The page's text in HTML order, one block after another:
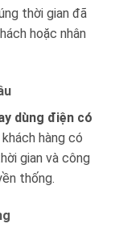
thời gian đã
hoặc nhân
dùng điện có
hàng có
gian và công
thống.